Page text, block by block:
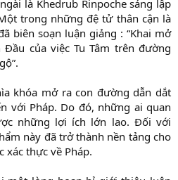
là Khedrub Rinpoche sáng lập
trong những đệ tử thân cận là
biên soạn luận giảng : “Khai mở
Đầu của việc Tu Tâm trên đường
khóa mở ra con đường dẫn dắt
với Pháp. Do đó, những ai quan
những lợi ích lớn lao. Đối với
này đã trở thành nền tảng cho
xác thực về Pháp.